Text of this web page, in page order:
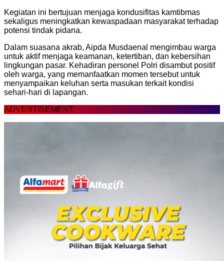
Kegiatan ini bertujuan menjaga kondusifitas kamtibmas
sekaligus meningkatkan kewaspadaan masyarakat terhadap
potensi tindak pidana.
Dalam suasana akrab, Aipda Musdaenal mengimbau warga
untuk aktif menjaga keamanan, ketertiban, dan kebersihan
lingkungan pasar. Kehadiran personel Polri disambut positif
oleh warga, yang memanfaatkan momen tersebut untuk
menyampaikan keluhan serta masukan terkait kondisi
sehari-hari di lapangan.
ADVERTISEMENT